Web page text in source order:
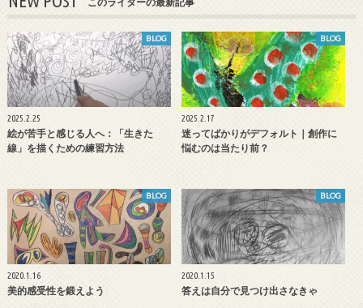
BLOG
2025.2.25
絵が苦手と感じる人へ：「生きた
線」を描くための練習方法
BLOG
2025.2.17
迷ってばかりがデフォルト｜創作に
悩むのは当たり前？
BLOG
2020.1.16
美的感受性を鍛えよう
BLOG
2020.1.15
答えは自分で見つけ出さなきゃ